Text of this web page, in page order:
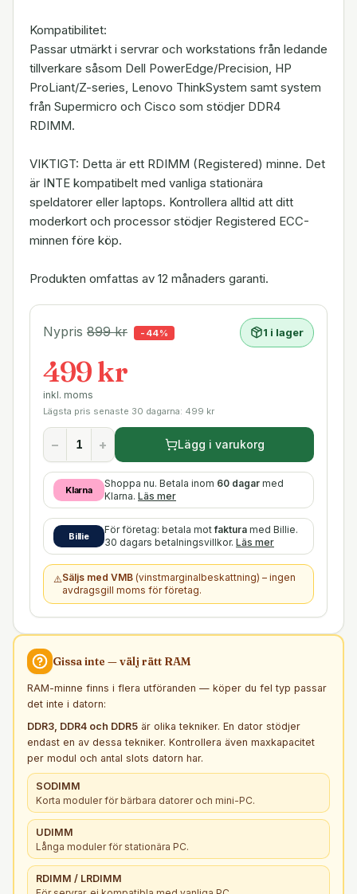
Kompatibilitet:
Passar utmärkt i servrar och workstations från ledande
tillverkare såsom Dell PowerEdge/Precision, HP
ProLiant/Z-series, Lenovo ThinkSystem samt system
från Supermicro och Cisco som stödjer DDR4
RDIMM.
VIKTIGT: Detta är ett RDIMM (Registered) minne. Det
är INTE kompatibelt med vanliga stationära
speldatorer eller laptops. Kontrollera alltid att ditt
moderkort och processor stödjer Registered ECC-
minnen före köp.
Produkten omfattas av 12 månaders garanti.
Nypris 899kr - 44% 1 i lager
499 kr
inkl. moms
Lägsta pris senaste 30 dagarna: 499 kr
− + Lägg i varukorg
Klarna
Shoppa nu. Betala inom 60 dagar med
Klarna. Läs mer
Billie
För företag: betala motfaktura med Billie.
30 dagars betalningsvillkor. Läs mer
⚠️Säljs med VMB (vinstmarginalbeskattning) – ingen
avdragsgill moms för företag.
Gissa inte — välj rätt RAM
RAM-minne finns i flera utföranden — köper du fel typ passar
det inte i datorn:
DDR3, DDR4 och DDR5 är olika tekniker. En dator stödjer
endast en av dessa tekniker. Kontrollera även maxkapacitet
per modul och antal slots datorn har.
SODIMM
Korta moduler för bärbara datorer och mini-PC.
UDIMM
Långa moduler för stationära PC.
RDIMM / LRDIMM